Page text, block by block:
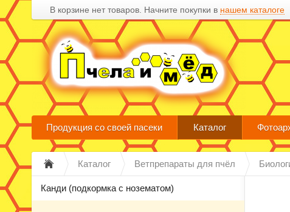
В корзине нет товаров. Начните покупки в нашем каталоге
Продукция со своей пасеки Каталог
Каталог Ветпрепараты для пчёл
Канди (подкормка с нозематом)